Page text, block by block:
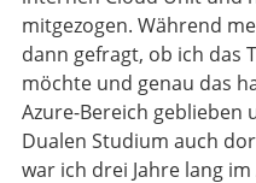
mitgezogen. Während
dann gefragt, ob ich das
möchte und genau das
Azure-Bereich geblieben
Dualen Studium auch
war ich drei Jahre lang